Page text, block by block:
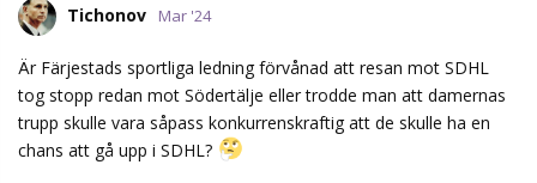
Tichonov Mar '24
Är Färjestads sportliga ledning förvånad att resan mot SDHL
tog stopp redan mot Södertälje eller trodde man att damernas
trupp skulle vara såpass konkurrenskraftig att de skulle ha en
chans att gå upp i SDHL?